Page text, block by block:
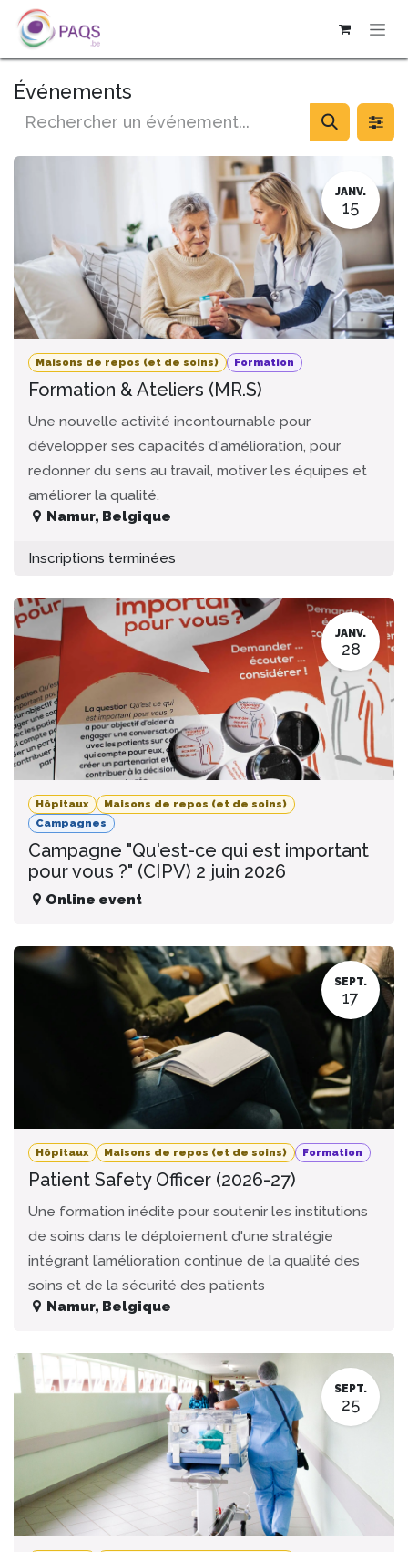
SE RENDRE AU CONTENU
Événements
JANV.
15
Maisons de repos (et de soins) Formation
Formation & Ateliers (MR.S)
Une nouvelle activité incontournable pour
développer ses capacités d'amélioration, pour
redonner du sens au travail, motiver les équipes et
améliorer la qualité.
Namur, Belgique
Inscriptions terminées
JANV.
28
Hôpitaux
Maisons de repos (et de soins)
Campagnes
Campagne "Qu'est-ce qui est important
pour vous ?" (CIPV) 2 juin 2026
Online event
SEPT.
17
Hôpitaux Maisons de repos (et de soins) Formation
Patient Safety Officer (2026-27)
Une formation inédite pour soutenir les institutions
de soins dans le déploiement d'une stratégie
intégrant l’amélioration continue de la qualité des
soins et de la sécurité des patients
Namur, Belgique
SEPT.
25